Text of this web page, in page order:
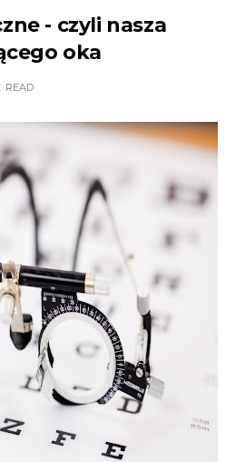
- czyli nasza
oka
READ